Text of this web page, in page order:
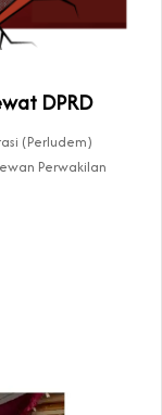
DPRD
(Perludem)
Perwakilan